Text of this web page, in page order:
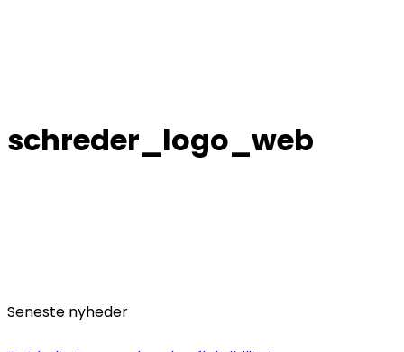
schreder_logo_web
Seneste nyheder